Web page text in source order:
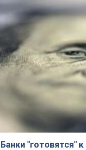
Банки "готовятся"